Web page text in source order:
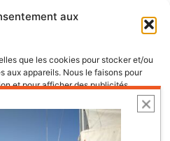
aux
que les cookies pour stocker et/ou
aux appareils. Nous le faisons pour
et pour afficher des publicités
ces technologies nous autorisera à
de navigation ou les ID
consentir ou de retirer son
sur certaines fonctonnalités et
vertigineuses qui
turquoise, des ports